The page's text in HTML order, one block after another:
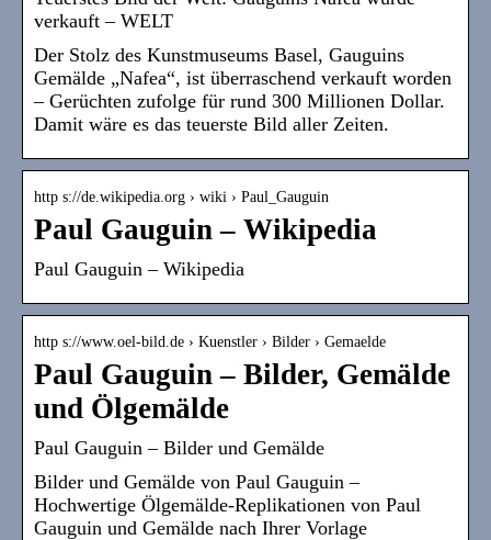
verkauft – WELT
Der Stolz des Kunstmuseums Basel, Gauguins
Gemälde „Nafea“, ist überraschend verkauft worden
– Gerüchten zufolge für rund 300 Millionen Dollar.
Damit wäre es das teuerste Bild aller Zeiten.
http s://de.wikipedia.org › wiki › Paul_Gauguin
Paul Gauguin – Wikipedia
Paul Gauguin – Wikipedia
http s://www.oel-bild.de › Kuenstler › Bilder › Gemaelde
Paul Gauguin – Bilder, Gemälde
und Ölgemälde
Paul Gauguin – Bilder und Gemälde
Bilder und Gemälde von Paul Gauguin –
Hochwertige Ölgemälde-Replikationen von Paul
Gauguin und Gemälde nach Ihrer Vorlage